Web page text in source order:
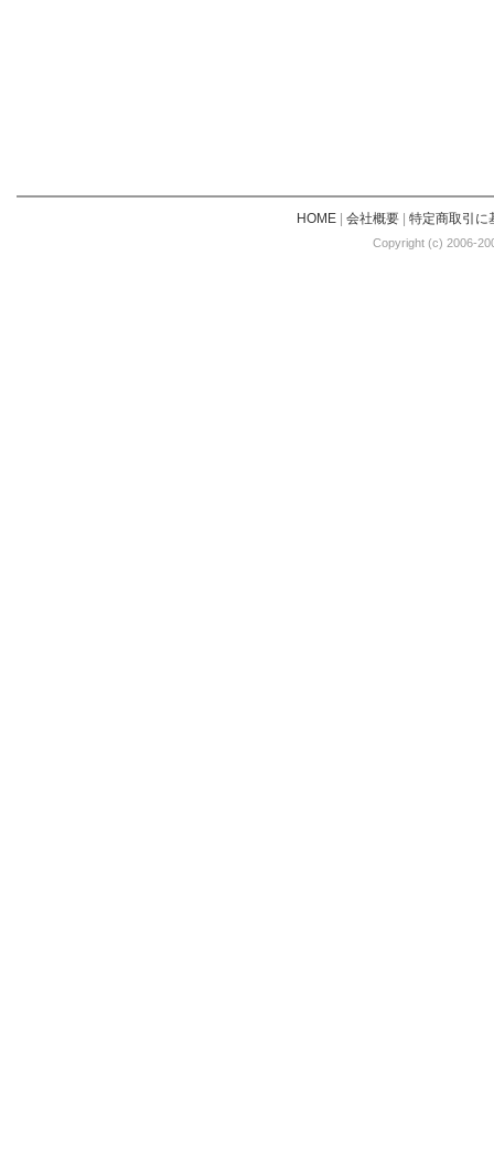
HOME| 会社概要| 特定商取引に
Copyright (c) 2006-